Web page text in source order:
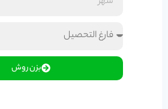
بزن روش